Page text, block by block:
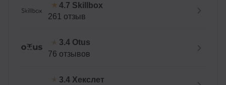
4.7 Skillbox
261 отзыв
3.4 Otus
76 отзывов
3.4 Хекслет